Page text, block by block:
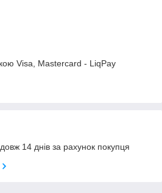
Visa, Mastercard - LiqPay
14 днів за рахунок покупця